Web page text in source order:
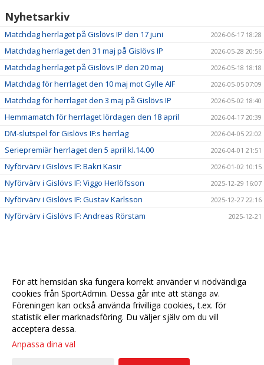
Nyhetsarkiv
Matchdag herrlaget på Gislövs IP den 17 juni 2026-06-17 18:28
Matchdag herrlaget den 31 maj på Gislövs IP 2026-05-28 20:56
Matchdag herrlaget på Gislövs IP den 20 maj 2026-05-18 18:18
Matchdag för herrlaget den 10 maj mot Gylle AIF 2026-05-05 07:09
Matchdag för herrlaget den 3 maj på Gislövs IP 2026-05-02 18:40
Hemmamatch för herrlaget lördagen den 18 april 2026-04-17 20:39
DM-slutspel för Gislövs IF:s herrlag 2026-04-05 22:02
Seriepremiär herrlaget den 5 april kl.14.00 2026-04-01 21:51
Nyförvärv i Gislövs IF: Bakri Kasir 2026-01-02 10:15
Nyförvärv i Gislövs IF: Viggo Herlöfsson 2025-12-29 16:07
Nyförvärv i Gislövs IF: Gustav Karlsson 2025-12-27 22:16
Nyförvärv i Gislövs IF: Andreas Rörstam 2025-12-21
För att hemsidan ska fungera korrekt använder vi nödvändiga
cookies från SportAdmin. Dessa går inte att stänga av.
Föreningen kan också använda frivilliga cookies, t.ex. för
statistik eller marknadsföring. Du väljer själv om du vill
acceptera dessa.
Anpassa dina val